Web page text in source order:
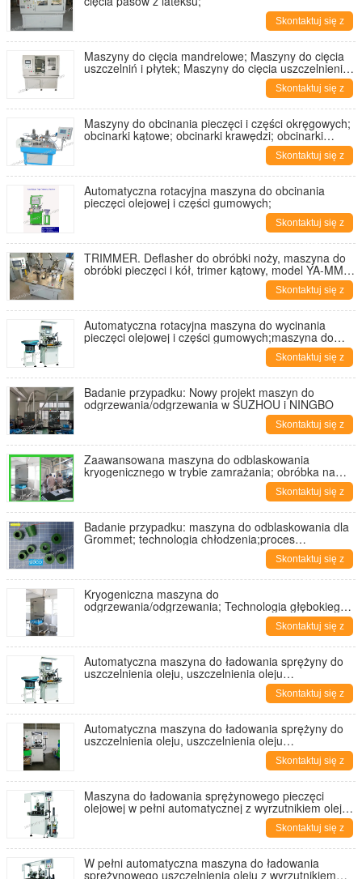
Skontaktuj się z
nami
Maszyny do cięcia mandrelowe; Maszyny do cięcia
uszczelniń i płytek; Maszyny do cięcia uszczelnienia;
Skontaktuj się z
nami
Maszyny do obcinania pieczęci i części okręgowych;
obcinarki kątowe; obcinarki krawędzi; obcinarki
Skontaktuj się z
nami
Automatyczna rotacyjna maszyna do obcinania
pieczęci olejowej i części gumowych;
Skontaktuj się z
nami
TRIMMER. Deflasher do obróbki noży, maszyna do
obróbki pieczęci i kół, trimer kątowy, model YA-MM-
Skontaktuj się z
nami
Automatyczna rotacyjna maszyna do wycinania
pieczęci olejowej i części gumowych;maszyna do
wycinania próżni; wycinarka gumowa;wycinarki
Skontaktuj się z
nami
Badanie przypadku: Nowy projekt maszyn do
odgrzewania/odgrzewania w SUZHOU i NINGBO
Skontaktuj się z
nami
Zaawansowana maszyna do odblaskowania
kryogenicznego w trybie zamrażania; obróbka na
Skontaktuj się z
nami
Badanie przypadku: maszyna do odblaskowania dla
Grommet; technologia chłodzenia;proces
chłodzenia;obróbka kryogeniczna;przybudowa do
Skontaktuj się z
nami
Kryogeniczna maszyna do
odgrzewania/odgrzewania; Technologia głębokiego
chłodu;Maszyna do odgrzewania azotu;Maszyna do
Skontaktuj się z
nami
Automatyczna maszyna do ładowania sprężyny do
uszczelnienia oleju, uszczelnienia oleju
szkieletowego, uszczelnienia oleju hydraulicznego,
Skontaktuj się z
nami
Automatyczna maszyna do ładowania sprężyny do
uszczelnienia oleju, uszczelnienia oleju
szkieletowego, uszczelnienia oleju hydraulicznego,
Skontaktuj się z
nami
Maszyna do ładowania sprężynowego pieczęci
olejowej w pełni automatycznej z wyrzutnikiem oleju,
maszyna do podawania sprężyny do pieczęci
Skontaktuj się z
nami
W pełni automatyczna maszyna do ładowania
sprężynowego uszczelnienia oleju z wyrzutnikiem